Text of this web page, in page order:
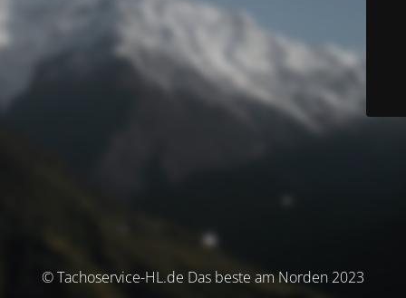
© Tachoservice-HL.de Das beste am Norden 2023